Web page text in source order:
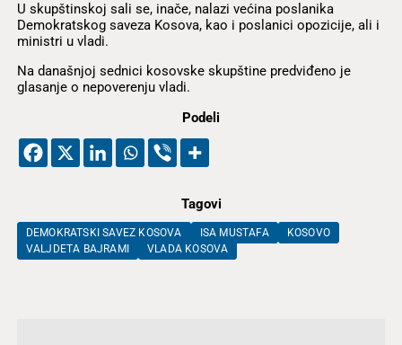
U skupštinskoj sali se, inače, nalazi većina poslanika
Demokratskog saveza Kosova, kao i poslanici opozicije, ali i
ministri u vladi.
Na današnjoj sednici kosovske skupštine predviđeno je
glasanje o nepoverenju vladi.
Podeli
Tagovi
DEMOKRATSKI SAVEZ KOSOVA ISA MUSTAFA
KOSOVO
VALJDETA BAJRAMI
VLADA KOSOVA